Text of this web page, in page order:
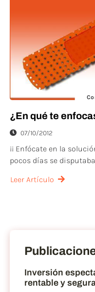
¿En qué te
07/10/2012
¡¡ Enfócate en la
pocos días se
Leer Artículo
Inversión
rentable y